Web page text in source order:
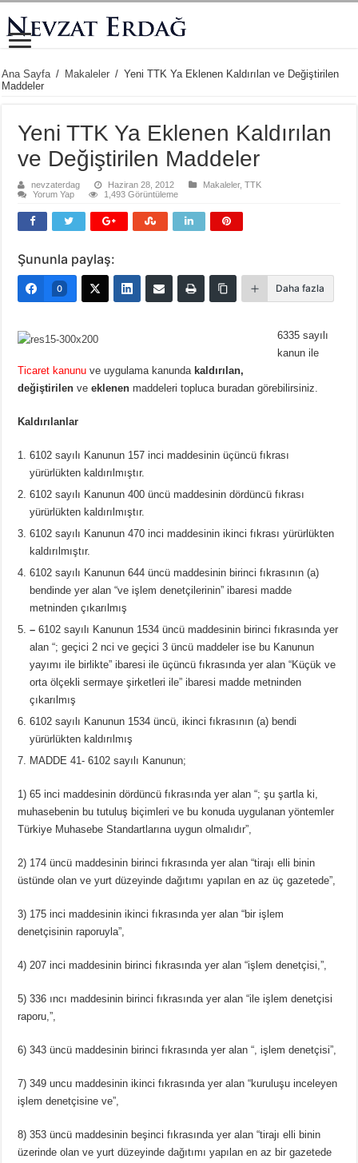
Ana Sayfa / Makaleler / Yeni TTK Ya Eklenen Kaldırılan ve Değiştirilen
Maddeler
Yeni TTK Ya Eklenen Kaldırılan
ve Değiştirilen Maddeler
nevzaterdag Haziran 28, 2012 Makaleler,TTK
Yorum Yap
1,493 Görüntüleme
Şununla paylaş:
0 Daha fazla
6335 sayılı
kanun ile
Ticaret kanunu ve uygulama kanundakaldırılan,
değiştirilen ve eklenen maddeleri topluca buradan görebilirsiniz.
Kaldırılanlar
6102 sayılı Kanunun 157 inci maddesinin üçüncü fıkrası
yürürlükten kaldırılmıştır.
6102 sayılı Kanunun 400 üncü maddesinin dördüncü fıkrası
yürürlükten kaldırılmıştır.
6102 sayılı Kanunun 470 inci maddesinin ikinci fıkrası yürürlükten
kaldırılmıştır.
6102 sayılı Kanunun 644 üncü maddesinin birinci fıkrasının (a)
bendinde yer alan “ve işlem denetçilerinin” ibaresi madde
metninden çıkarılmış
– 6102 sayılı Kanunun 1534 üncü maddesinin birinci fıkrasında yer
alan “; geçici 2 nci ve geçici 3 üncü maddeler ise bu Kanunun
yayımı ile birlikte” ibaresi ile üçüncü fıkrasında yer alan “Küçük ve
orta ölçekli sermaye şirketleri ile” ibaresi madde metninden
çıkarılmış
6102 sayılı Kanunun 1534 üncü, ikinci fıkrasının (a) bendi
yürürlükten kaldırılmış
MADDE 41- 6102 sayılı Kanunun;
1) 65 inci maddesinin dördüncü fıkrasında yer alan “; şu şartla ki,
muhasebenin bu tutuluş biçimleri ve bu konuda uygulanan yöntemler
Türkiye Muhasebe Standartlarına uygun olmalıdır”,
2) 174 üncü maddesinin birinci fıkrasında yer alan “tirajı elli binin
üstünde olan ve yurt düzeyinde dağıtımı yapılan en az üç gazetede”,
3) 175 inci maddesinin ikinci fıkrasında yer alan “bir işlem
denetçisinin raporuyla”,
4) 207 inci maddesinin birinci fıkrasında yer alan “işlem denetçisi,”,
5) 336 ıncı maddesinin birinci fıkrasında yer alan “ile işlem denetçisi
raporu,”,
6) 343 üncü maddesinin birinci fıkrasında yer alan “, işlem denetçisi”,
7) 349 uncu maddesinin ikinci fıkrasında yer alan “kuruluşu inceleyen
işlem denetçisine ve”,
8) 353 üncü maddesinin beşinci fıkrasında yer alan “tirajı elli binin
üzerinde olan ve yurt düzeyinde dağıtımı yapılan en az bir gazetede